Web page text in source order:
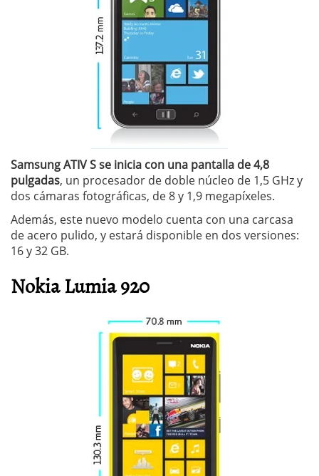
Samsung ATIV S se inicia con una pantalla de 4,8
pulgadas, un procesador de doble núcleo de 1,5 GHz y
dos cámaras fotográficas, de 8 y 1,9 megapíxeles.
Además, este nuevo modelo cuenta con una carcasa
de acero pulido, y estará disponible en dos versiones:
16 y 32 GB.
Nokia Lumia 920